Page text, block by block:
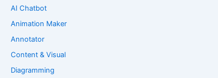
AI Chatbot
Animation Maker
Annotator
Content & Visual
Diagramming